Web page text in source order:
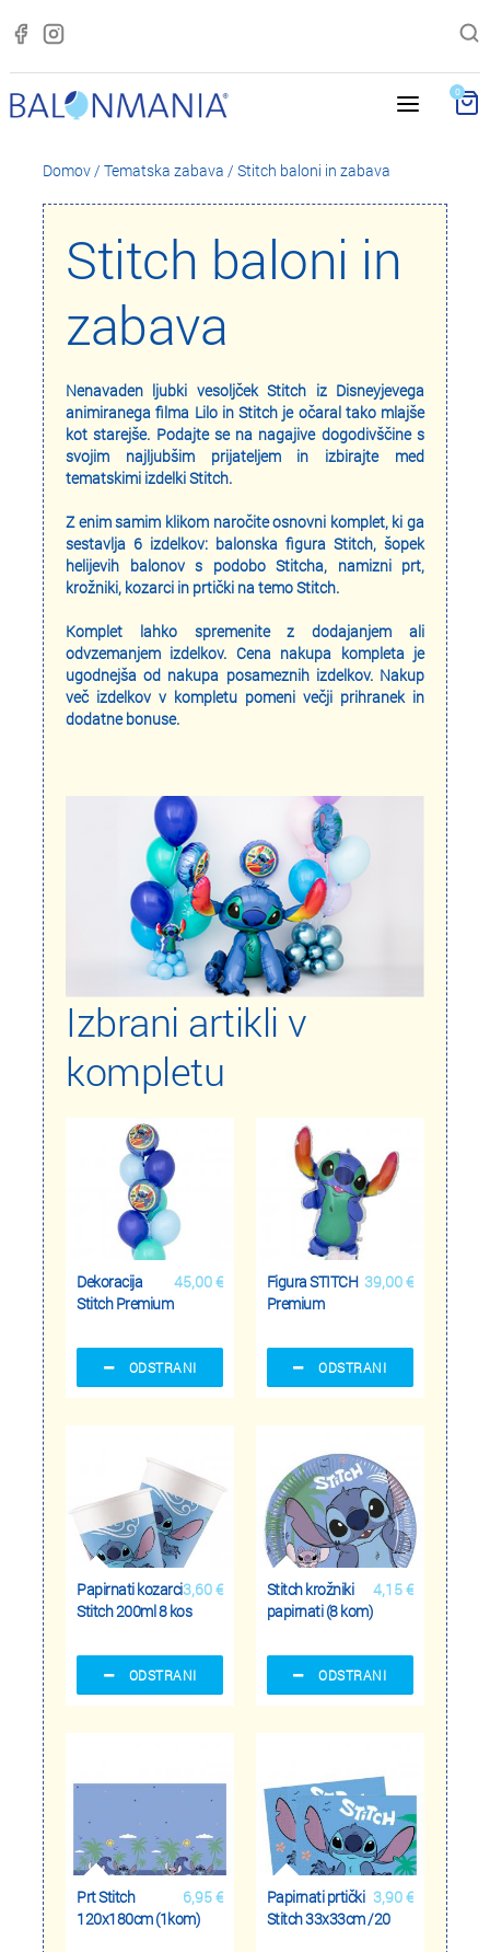
0
Domov/ Tematska zabava / Stitch baloni in zabava
Stitch baloni in
zabava
Nenavaden ljubki vesoljček Stitch iz Disneyjevega
animiranega filma Lilo in Stitch je očaral tako mlajše
kot starejše. Podajte se na nagajive dogodivščine s
svojim najljubšim prijateljem in izbirajte med
tematskimi izdelki Stitch.
Z enim samim klikom naročite osnovni komplet, ki ga
sestavlja 6 izdelkov: balonska figura Stitch, šopek
helijevih balonov s podobo Stitcha, namizni prt,
krožniki, kozarci in prtički na temo Stitch.
Komplet lahko spremenite z dodajanjem ali
odvzemanjem izdelkov. Cena nakupa kompleta je
ugodnejša od nakupa posameznih izdelkov. Nakup
več izdelkov v kompletu pomeni večji prihranek in
dodatne bonuse.
Izbrani artikli v
kompletu
45,00 €
Dekoracija
Stitch Premium
ODSTRANI
39,00 €
Figura STITCH
Premium
ODSTRANI
3,60 €
Papirnati kozarci
Stitch 200ml 8 kos
ODSTRANI
4,15 €
Stitch krožniki
papirnati (8 kom)
ODSTRANI
6,95 €
Prt Stitch
120x180cm (1kom)
3,90 €
Papirnati prtički
Stitch 33x33cm /20